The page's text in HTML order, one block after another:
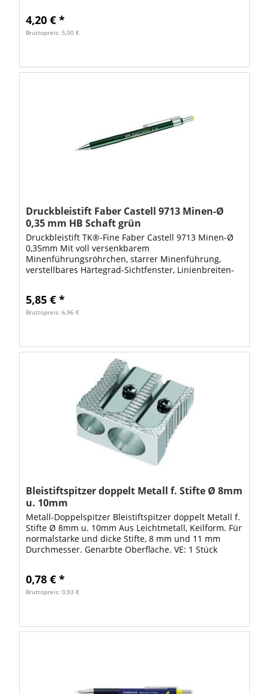
4,20 € *
Bruttopreis: 5,00 €
Druckbleistift Faber Castell 9713 Minen-Ø
0,35 mm HB Schaft grün
Druckbleistift TK®-Fine Faber Castell 9713 Minen-Ø
0,35mm Mit voll versenkbarem
Minenführungsröhrchen, starrer Minenführung,
verstellbares Härtegrad-Sichtfenster, Linienbreiten-
5,85 € *
Bruttopreis: 6,96 €
Bleistiftspitzer doppelt Metall f. Stifte Ø 8mm
u. 10mm
Metall-Doppelspitzer Bleistiftspitzer doppelt Metall f.
Stifte Ø 8mm u. 10mm Aus Leichtmetall, Keilform. Für
normalstarke und dicke Stifte, 8 mm und 11 mm
Durchmesser. Genarbte Oberfläche. VE: 1 Stück
0,78 € *
Bruttopreis: 0,93 €